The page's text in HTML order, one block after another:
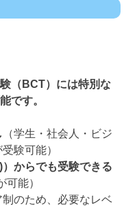
（BCT）には特別な
です。
（学生・社会人・ビジ
験可能）
からでも受験できる
可能）
のため、必要なレベ